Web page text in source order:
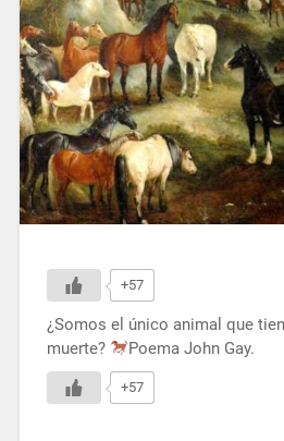
+57
¿Somos el único animal que
muerte?
Poema John Gay.
+57